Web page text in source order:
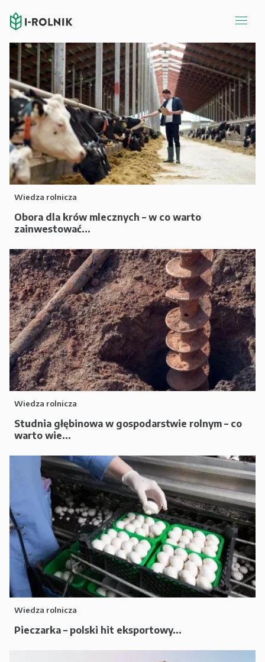
Wiedza rolnicza
Obora dla krów mlecznych – w co warto
zainwestować...
Wiedza rolnicza
Studnia głębinowa w gospodarstwie rolnym – co
warto wie...
Wiedza rolnicza
Pieczarka – polski hit eksportowy...